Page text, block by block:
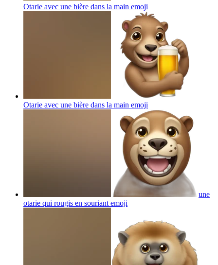
Otarie avec une bière dans la main emoji
Otarie avec une bière dans la main emoji
une
otarie qui rougis en souriant emoji